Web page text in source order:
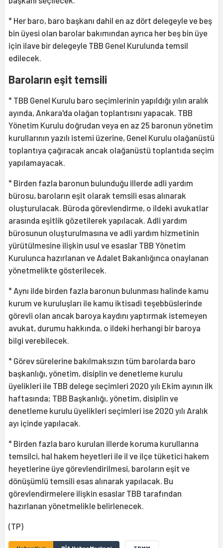
* Her baro, baro başkanı dahil en az dört delegeyle ve beş
bin üyesi olan barolar bakımından ayrıca her beş bin üye
için ilave bir delegeyle TBB Genel Kurulunda temsil
edilecek.
Baroların eşit temsili
* TBB Genel Kurulu baro seçimlerinin yapıldığı yılın aralık
ayında, Ankara'da olağan toplantısını yapacak. TBB
Yönetim Kurulu doğrudan veya en az 25 baronun yönetim
kurullarının yazılı istemi üzerine, Genel Kurulu olağanüstü
toplantıya çağıracak ancak olağanüstü toplantıda seçim
yapılamayacak.
* Birden fazla baronun bulunduğu illerde adli yardım
bürosu, baroların eşit olarak temsili esas alınarak
oluşturulacak. Büroda görevlendirme, o ildeki avukatlar
arasında eşitlik gözetilerek yapılacak. Adli yardım
bürosunun oluşturulmasına ve adli yardım hizmetinin
yürütülmesine ilişkin usul ve esaslar TBB Yönetim
Kurulunca hazırlanan ve Adalet Bakanlığınca onaylanan
yönetmelikte gösterilecek.
* Aynı ilde birden fazla baronun bulunması halinde kamu
kurum ve kuruluşları ile kamu iktisadi teşebbüslerinde
görevli olan ancak baroya kaydını yaptırmak istemeyen
avukat, durumu hakkında, o ildeki herhangi bir baroya
bilgi verebilecek.
* Görev sürelerine bakılmaksızın tüm barolarda baro
başkanlığı, yönetim, disiplin ve denetleme kurulu
üyelikleri ile TBB delege seçimleri 2020 yılı Ekim ayının ilk
haftasında; TBB Başkanlığı, yönetim, disiplin ve
denetleme kurulu üyelikleri seçimleri ise 2020 yılı Aralık
ayı içinde yapılacak.
* Birden fazla baro kurulan illerde koruma kurullarına
temsilci, hal hakem heyetleri ile il ve ilçe tüketici hakem
heyetlerine üye görevlendirilmesi, baroların eşit ve
dönüşümlü temsili esas alınarak yapılacak. Bu
görevlendirmelere ilişkin esaslar TBB tarafından
hazırlanan yönetmelikle belirlenecek.
(TP)